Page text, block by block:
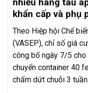
khẩn cấp và phụ
Theo Hiệp hội Chế
(VASEP), chỉ số giá
công bố ngày 7/5
chuyển container 40
chấm dứt chuỗi 3